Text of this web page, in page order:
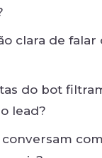
clara de falar
do bot
lead?
conversam